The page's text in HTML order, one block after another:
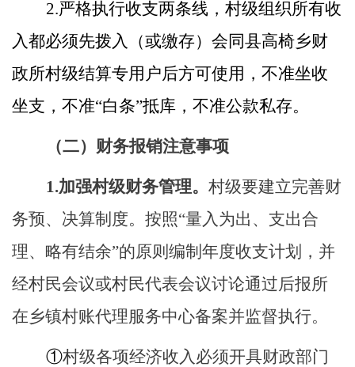
2.严格执行收支两条线，村级组织所有收
入都必须先拨入（或缴存） 会同县高椅乡财
政所村级结算专用 户后方可使用，不准坐收
坐支，不准“白条”抵库，不准公款私存。
（二）财务报销注意事项
1.加强村级财务管理。 村级要建立完善财
务预、决算制度。按照“量入为出、支出合
理、略有结余”的原则编制年度收支计划，并
经村民会议或村民代表会议讨论通过后报所
在乡镇村账代理服务中心备案并监督执行。
①村级各项经济收入必须开具财政部门